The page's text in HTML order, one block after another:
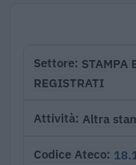
Settore STAMPA
REGISTRATI
Attività Altra
Codice Ateco